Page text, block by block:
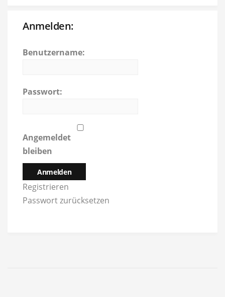
Anmelden:
Benutzername:
Passwort:
Angemeldet
bleiben
Anmelden
Registrieren
Passwort zurücksetzen